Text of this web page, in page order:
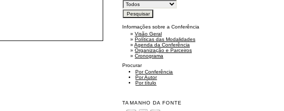
Informações sobre a Conferência
»Visão Geral
»Políticas das Modalidades
»Agenda da Conferência
»Organização e Parceiros
»Cronograma
Procurar
Por Conferência
Por Autor
Por título
TAMANHO DA FONTE